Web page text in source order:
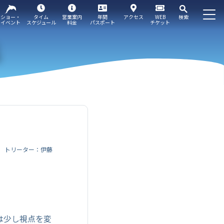
WEB
チケット
検索
ショー・
イベント
タイム
スケジュール
営業案内
料金
年間
パスポート
アクセス
トリーター：伊藤
し視点を変